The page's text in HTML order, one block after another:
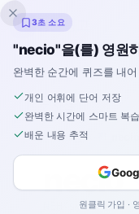
잉클링고
사전
홈›스페인어›사전
necio
NEH-syoh ˈnesjo
3초 소요
"necio"을(를) 영원
완벽한 순간에 퀴즈를 내
개인 어휘에 단어 저장
완벽한 시간에 스마트 복습
배운 내용 추적
원클릭 가입 ·